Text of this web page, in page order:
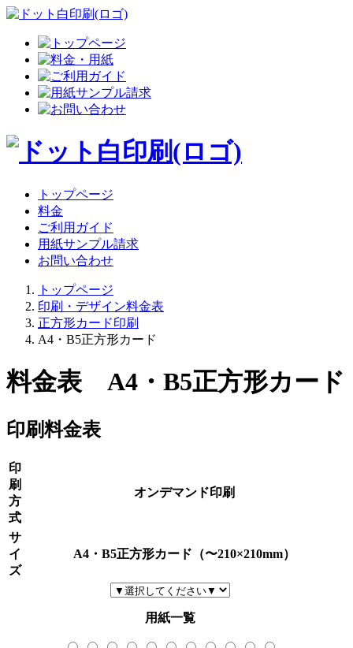
トップページ
料金
ご利用ガイド
用紙サンプル請求
お問い合わせ
トップページ
印刷・デザイン料金表
正方形カード印刷
A4・B5正方形カード
料金表 A4・B5正方形カード
印刷料金表
印
刷
方
式
オンデマンド印刷
サ
イ
ズ
A4・B5正方形カード（〜210×210mm）
用紙一覧